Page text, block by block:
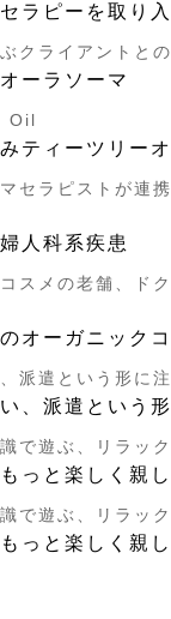
ラピーを取り
クライアントと
ーラソーマ
Oil
ティーツリー
セラピストが連
人科系疾患
スメの老舗、ド
オーガニック
派遣という形に注
、派遣という形
で遊ぶ、リラック
っと楽しく親
で遊ぶ、リラック
っと楽しく親